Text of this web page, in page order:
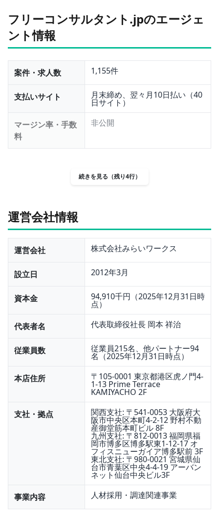
フリーコンサルタント.jpのエージェ
ント情報
案件・求人数 1,155件
支払いサイト 月末締め、翌々月10日払い（40
日サイト）
マージン率・手数
料
非公開
続きを見る（残り4行）
運営会社情報
運営会社 株式会社みらいワークス
設立日 2012年3月
資本金 94,910千円（2025年12月31日時
点）
代表者名 代表取締役社長 岡本 祥治
従業員数 従業員215名、他パートナー94
名（2025年12月31日時点）
本店住所 〒105-0001 東京都港区虎ノ門4-
1-13 Prime Terrace
KAMIYACHO 2F
支社・拠点 関西支社: 〒541-0053 大阪府大
阪市中央区本町4-2-12 野村不動
産御堂筋本町ビル 8F
九州支社: 〒812-0013 福岡県福
岡市博多区博多駅東1-12-17 オ
フィスニューガイア博多駅前 3F
東北支社: 〒980-0021 宮城県仙
台市青葉区中央4-4-19 アーバン
ネット仙台中央ビル3F
事業内容 人材採用・調達関連事業